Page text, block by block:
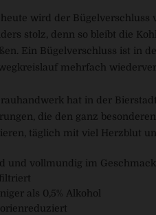
wird der Bügelverschluss
stolz, denn so bleibt die
Ein Bügelverschluss ist in
mehrfach
hat in der
die den ganz
täglich mit viel Herzblut
und vollmundig im Geschmack
als 0,5% Alkohol